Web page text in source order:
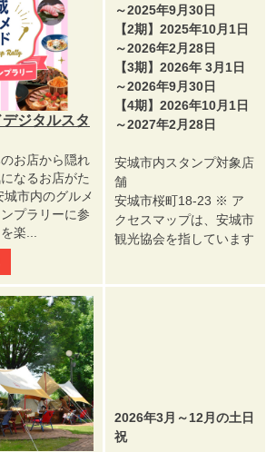
ジタルスタ
お店から隠れ
なるお店がた
市内のグルメ
プラリーに参
楽...
～2025年9月30日
【2期】2025年10月1日
～2026年2月28日
【3期】2026年 3月1日
～2026年9月30日
【4期】2026年10月1日
～2027年2月28日
安城市内スタンプ対象店
舗
安城市桜町18-23 ※ ア
クセスマップは、安城市
観光協会を指しています
2026年3月～12月の土日
祝